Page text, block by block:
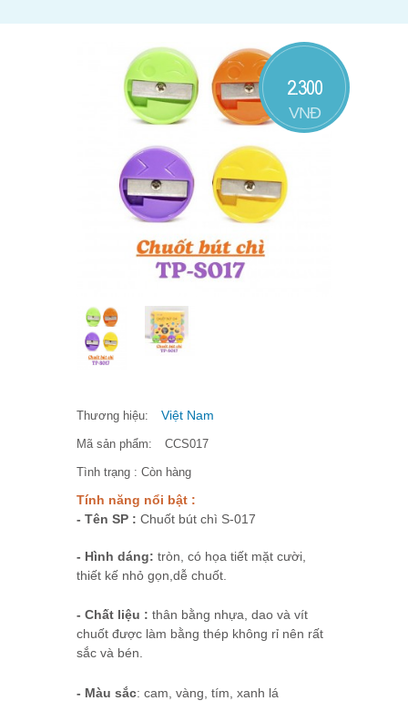
2.300
VNĐ
Thương hiệu: Việt Nam
Mã sản phẩm: CCS017
Tình trạng : Còn hàng
Tính năng nổi bật :
- Tên SP : Chuốt bút chì S-017
- Hình dáng: tròn, có họa tiết mặt cười,
thiết kế nhỏ gọn,dễ chuốt.
- Chất liệu : thân bằng nhựa, dao và vít
chuốt được làm bằng thép không rỉ nên rất
sắc và bén.
- Màu sắc: cam, vàng, tím, xanh lá